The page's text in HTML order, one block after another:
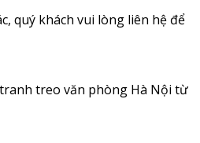
quý khách vui lòng liên hệ để
tranh treo văn phòng Hà Nội từ